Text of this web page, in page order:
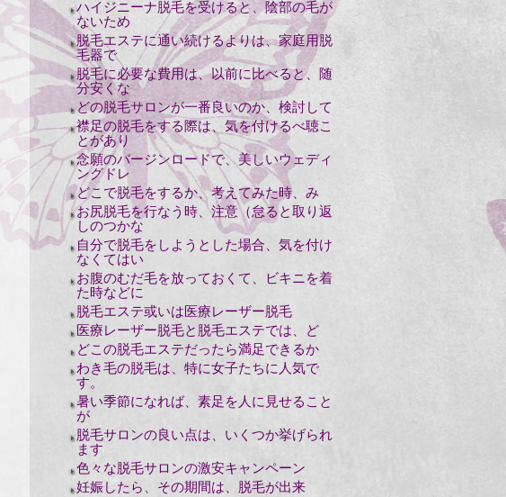
ハイジニーナ脱毛を受けると、陰部の毛が
ないため
脱毛エステに通い続けるよりは、家庭用脱
毛器で
脱毛に必要な費用は、以前に比べると、随
分安くな
どの脱毛サロンが一番良いのか、検討して
襟足の脱毛をする際は、気を付けるべ聴こ
とがあり
念願のバージンロードで、美しいウェディ
ングドレ
どこで脱毛をするか、考えてみた時、み
お尻脱毛を行なう時、注意（怠ると取り返
しのつかな
自分で脱毛をしようとした場合、気を付け
なくてはい
お腹のむだ毛を放っておくて、ビキニを着
た時などに
脱毛エステ或いは医療レーザー脱毛
医療レーザー脱毛と脱毛エステでは、ど
どこの脱毛エステだったら満足できるか
わき毛の脱毛は、特に女子たちに人気で
す。
暑い季節になれば、素足を人に見せること
が
脱毛サロンの良い点は、いくつか挙げられ
ます
色々な脱毛サロンの激安キャンペーン
妊娠したら、その期間は、脱毛が出来